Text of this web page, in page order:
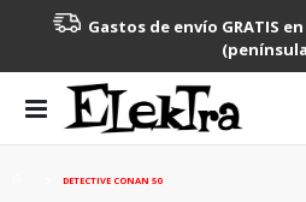
Gastos de envío GRATIS
Toggle
Nav
DETECTIVE CONAN 50